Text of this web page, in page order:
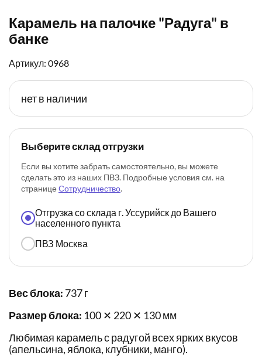
Карамель на палочке "Радуга" в
банке
Артикул: 0968
нет в наличии
Выберите склад отгрузки
Если вы хотите забрать самостоятельно, вы можете
сделать это из наших ПВЗ. Подробные условия см. на
странице Сотрудничество.
Отгрузка со склада г. Уссурийск до Вашего
населенного пункта
ПВЗ Москва
Вес блока: 737 г
Размер блока: 100 ✕ 220 ✕ 130 мм
Любимая карамель с радугой всех ярких вкусов
(апельсина, яблока, клубники, манго).